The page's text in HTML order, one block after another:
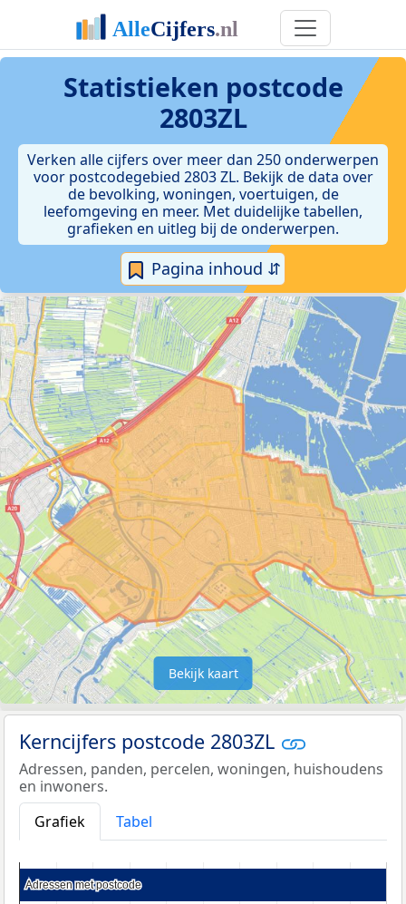
Statistieken postcode
2803ZL
Verken alle cijfers over meer dan 250 onderwerpen
voor postcodegebied 2803 ZL. Bekijk de data over
de bevolking, woningen, voertuigen, de
leefomgeving en meer. Met duidelijke tabellen,
grafieken en uitleg bij de onderwerpen.
Pagina inhoud ⇵
Bekijk kaart
Kerncijfers postcode 2803ZL
Adressen, panden, percelen, woningen, huishoudens
en inwoners.
Grafiek
Tabel
Adressen met postcode
Adressen met postcode